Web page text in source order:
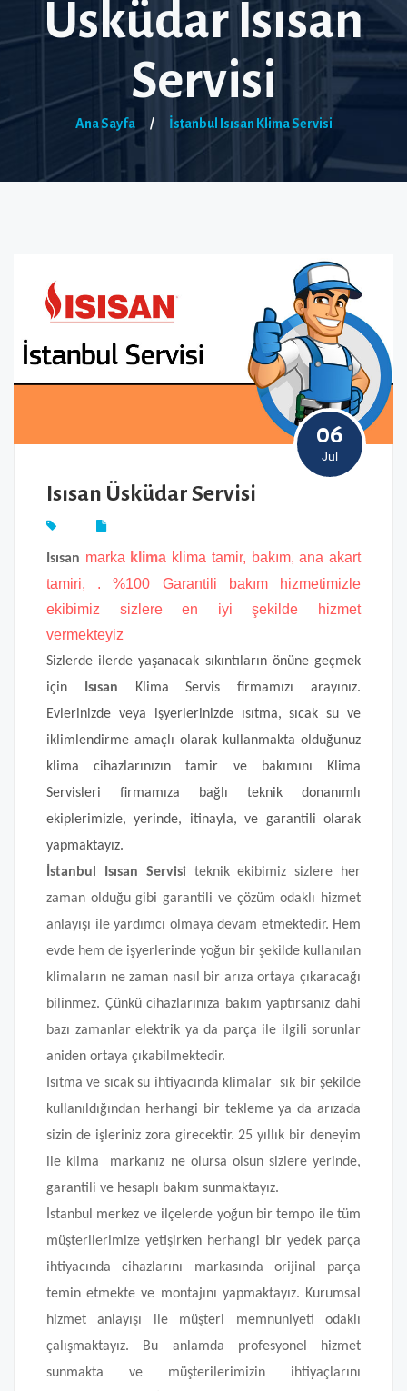
Üsküdar Isısan
Servisi
Ana Sayfa / İstanbul Isısan Klima Servisi
06
Jul
Isısan Üsküdar Servisi
Isısan marka klima klima tamir, bakım, ana akart
tamiri, . %100 Garantili bakım hizmetimizle
ekibimiz sizlere en iyi şekilde hizmet
vermekteyiz
Sizlerde ilerde yaşanacak sıkıntıların önüne geçmek
için
Isısan
Klima Servis firmamızı arayınız.
Evlerinizde veya işyerlerinizde ısıtma, sıcak su ve
iklimlendirme amaçlı olarak kullanmakta olduğunuz
klima cihazlarınızın tamir ve bakımını Klima
Servisleri firmamıza bağlı teknik donanımlı
ekiplerimizle, yerinde, itinayla, ve garantili olarak
yapmaktayız.
İstanbul Isısan Servisi teknik ekibimiz sizlere her
zaman olduğu gibi garantili ve çözüm odaklı hizmet
anlayışı ile yardımcı olmaya devam etmektedir. Hem
evde hem de işyerlerinde yoğun bir şekilde kullanılan
klimaların ne zaman nasıl bir arıza ortaya çıkaracağı
bilinmez. Çünkü cihazlarınıza bakım yaptırsanız dahi
bazı zamanlar elektrik ya da parça ile ilgili sorunlar
aniden ortaya çıkabilmektedir.
Isıtma ve sıcak su ihtiyacında klimalar sık bir şekilde
kullanıldığından herhangi bir tekleme ya da arızada
sizin de işleriniz zora girecektir. 25 yıllık bir deneyim
ile klima markanız ne olursa olsun sizlere yerinde,
garantili ve hesaplı bakım sunmaktayız.
İstanbul merkez ve ilçelerde yoğun bir tempo ile tüm
müşterilerimize yetişirken herhangi bir yedek parça
ihtiyacında cihazlarını markasında orijinal parça
temin etmekte ve montajını yapmaktayız. Kurumsal
hizmet anlayışı ile müşteri memnuniyeti odaklı
çalışmaktayız. Bu anlamda profesyonel hizmet
sunmakta ve müşterilerimizin ihtiyaçlarını